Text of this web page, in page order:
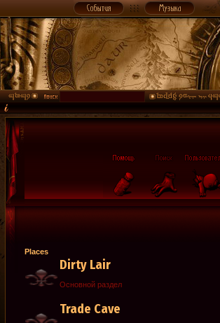
Places
Dirty Lair
Основной раздел
Trade Cave